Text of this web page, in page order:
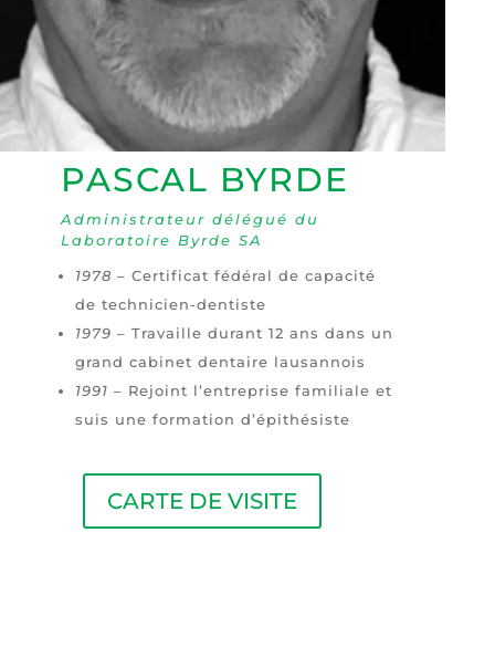
PASCAL BYRDE
Administrateur délégué du
Laboratoire Byrde SA
1978 – Certificat fédéral de capacité
de technicien-dentiste
1979 – Travaille durant 12 ans dans un
grand cabinet dentaire lausannois
1991 – Rejoint l’entreprise familiale et
suis une formation d’épithésiste
CARTE DE VISITE